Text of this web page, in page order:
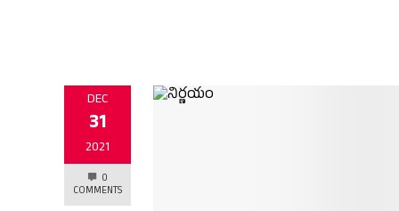
DEC
31
2021
0
COMMENTS